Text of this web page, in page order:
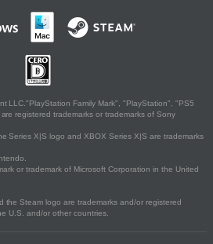
LLC."PlayStation Family Mark", "PlayStation", "PS5
registered trademarks or trademarks of Sony
Series X|S logo and XBOX Series X|S are trademarks
or trademark of Microsoft Corporation in the United
the Steam logo are trademarks and/or registered
U.S. and/or other countries.